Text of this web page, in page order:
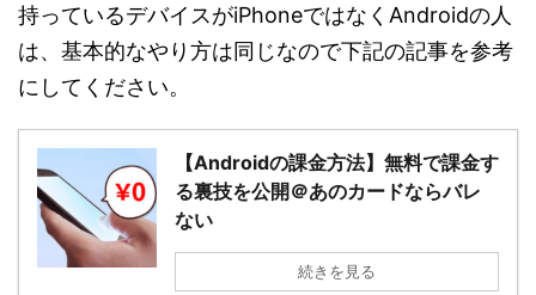
持っているデバイスがiPhoneではなくAndroidの人
は、基本的なやり方は同じなので下記の記事を参考
にしてください。
【Androidの課金方法】無料で課金す
る裏技を公開＠あのカードならバレ
ない
続きを見る